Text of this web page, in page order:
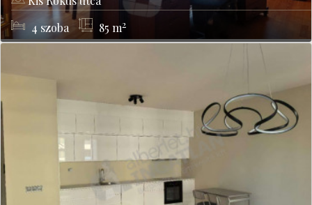
Budapest, II kerület
4 szoba 85 m2